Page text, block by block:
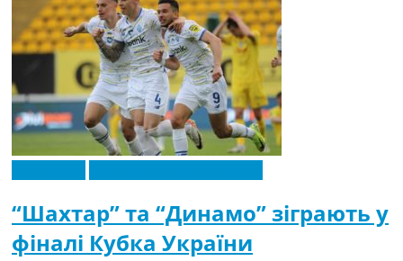
“Шахтар” та “Динамо” зіграють у
фіналі Кубка України